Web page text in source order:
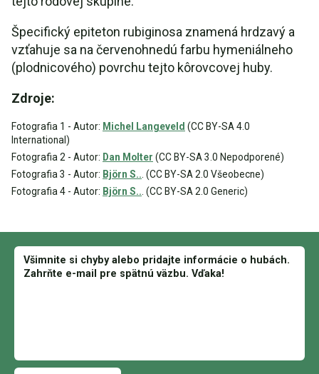
Špecifický epiteton rubiginosa znamená hrdzavý a
vzťahuje sa na červenohnedú farbu hymeniálneho
(plodnicového) povrchu tejto kôrovcovej huby.
Zdroje:
Fotografia 1 - Autor: Michel Langeveld (CC BY-SA 4.0
International)
Fotografia 2 - Autor: Dan Molter (CC BY-SA 3.0 Nepodporené)
Fotografia 3 - Autor: Björn S.. . (CC BY-SA 2.0 Všeobecne)
Fotografia 4 - Autor: Björn S.. . (CC BY-SA 2.0 Generic)